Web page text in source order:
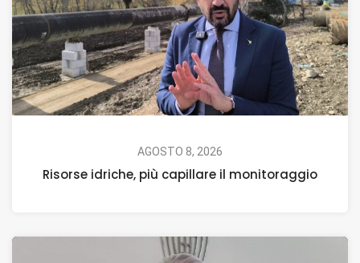
AGOSTO 8, 2026
Risorse idriche, più capillare il monitoraggio